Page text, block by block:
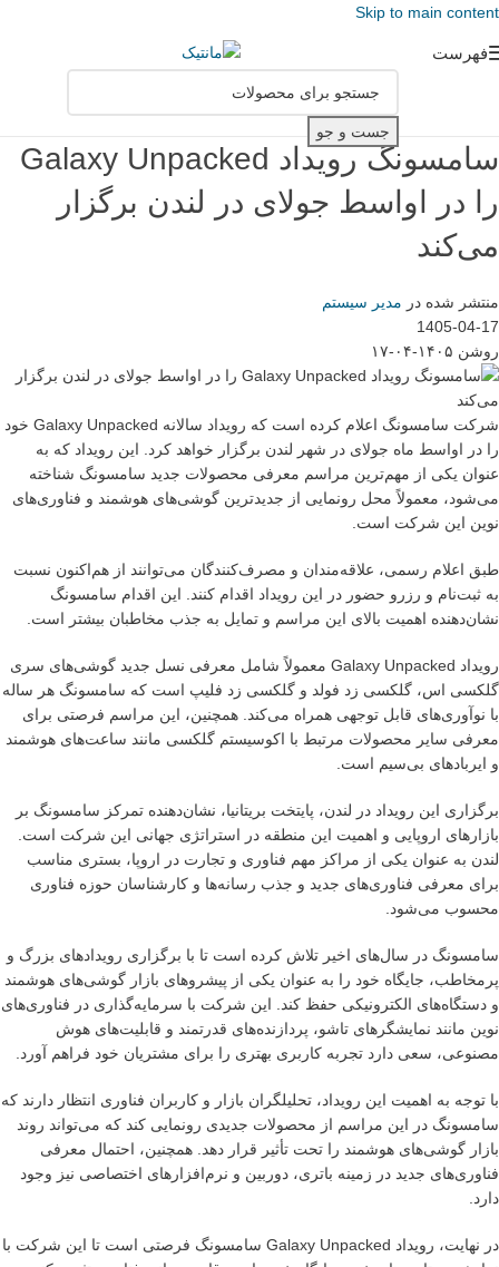
Skip to main content
فهرست
جست و جو
سامسونگ رویداد Galaxy Unpacked
را در اواسط جولای در لندن برگزار
می‌کند
منتشر شده در مدیر سیستم
1405-04-17
روشن ۱۴۰۵-۰۴-۱۷
شرکت سامسونگ اعلام کرده است که رویداد سالانه Galaxy Unpacked خود
را در اواسط ماه جولای در شهر لندن برگزار خواهد کرد. این رویداد که به
عنوان یکی از مهم‌ترین مراسم معرفی محصولات جدید سامسونگ شناخته
می‌شود، معمولاً محل رونمایی از جدیدترین گوشی‌های هوشمند و فناوری‌های
نوین این شرکت است.
طبق اعلام رسمی، علاقه‌مندان و مصرف‌کنندگان می‌توانند از هم‌اکنون نسبت
به ثبت‌نام و رزرو حضور در این رویداد اقدام کنند. این اقدام سامسونگ
نشان‌دهنده اهمیت بالای این مراسم و تمایل به جذب مخاطبان بیشتر است.
رویداد Galaxy Unpacked معمولاً شامل معرفی نسل جدید گوشی‌های سری
گلکسی اس، گلکسی زد فولد و گلکسی زد فلیپ است که سامسونگ هر ساله
با نوآوری‌های قابل توجهی همراه می‌کند. همچنین، این مراسم فرصتی برای
معرفی سایر محصولات مرتبط با اکوسیستم گلکسی مانند ساعت‌های هوشمند
و ایربادهای بی‌سیم است.
برگزاری این رویداد در لندن، پایتخت بریتانیا، نشان‌دهنده تمرکز سامسونگ بر
بازارهای اروپایی و اهمیت این منطقه در استراتژی جهانی این شرکت است.
لندن به عنوان یکی از مراکز مهم فناوری و تجارت در اروپا، بستری مناسب
برای معرفی فناوری‌های جدید و جذب رسانه‌ها و کارشناسان حوزه فناوری
محسوب می‌شود.
سامسونگ در سال‌های اخیر تلاش کرده است تا با برگزاری رویدادهای بزرگ و
پرمخاطب، جایگاه خود را به عنوان یکی از پیشروهای بازار گوشی‌های هوشمند
و دستگاه‌های الکترونیکی حفظ کند. این شرکت با سرمایه‌گذاری در فناوری‌های
نوین مانند نمایشگرهای تاشو، پردازنده‌های قدرتمند و قابلیت‌های هوش
مصنوعی، سعی دارد تجربه کاربری بهتری را برای مشتریان خود فراهم آورد.
با توجه به اهمیت این رویداد، تحلیلگران بازار و کاربران فناوری انتظار دارند که
سامسونگ در این مراسم از محصولات جدیدی رونمایی کند که می‌تواند روند
بازار گوشی‌های هوشمند را تحت تأثیر قرار دهد. همچنین، احتمال معرفی
فناوری‌های جدید در زمینه باتری، دوربین و نرم‌افزارهای اختصاصی نیز وجود
دارد.
در نهایت، رویداد Galaxy Unpacked سامسونگ فرصتی است تا این شرکت با